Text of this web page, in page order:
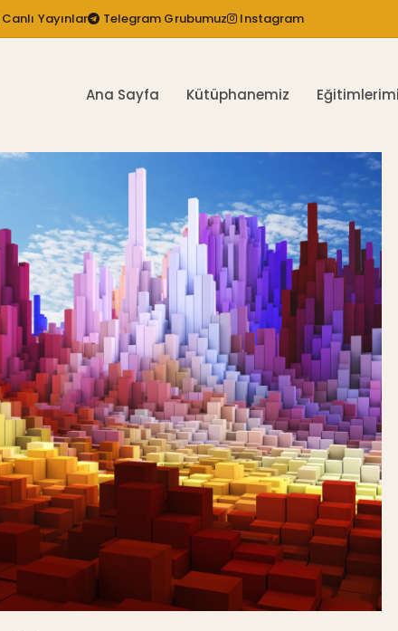
Yayınlar Telegram Grubumuz Instagram
Ana Sayfa Kütüphanemiz